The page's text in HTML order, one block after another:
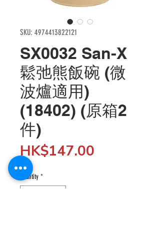
SKU: 4974413822121
SX0032 San-X
鬆弛熊飯碗 (微
波爐適用)
(18402) (原箱2
件)
HK$147.00
Quantity *